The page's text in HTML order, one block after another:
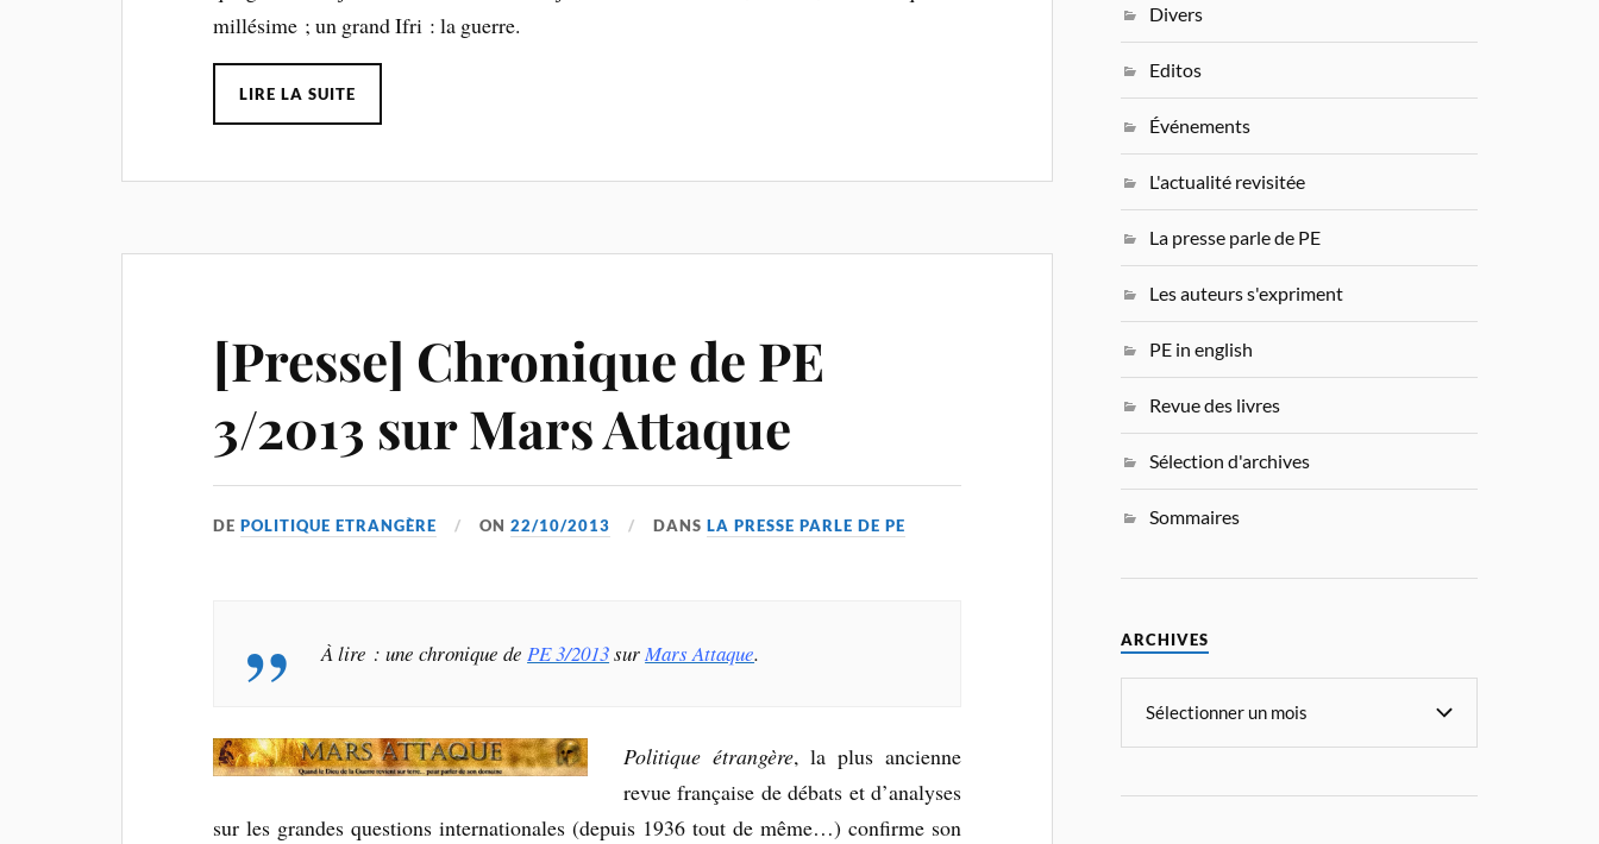
millésime ; un grand Ifri : la guerre.
LIRE LA SUITE
[Presse] Chronique de PE
3/2013 sur Mars Attaque
DEPOLITIQUE ETRANGÈRE ON22/10/2013 DANSLA PRESSE PARLE DE PE
À lire : une chronique dePE 3/2013surMars Attaque.
Politique étrangère, la plus ancienne
revue française de débats et d’analyses
sur les grandes questions internationales (depuis 1936 tout de même…) confirme son
Divers
Editos
Événements
L'actualité revisitée
La presse parle de PE
Les auteurs s'expriment
PE in english
Revue des livres
Sélection d'archives
Sommaires
ARCHIVES